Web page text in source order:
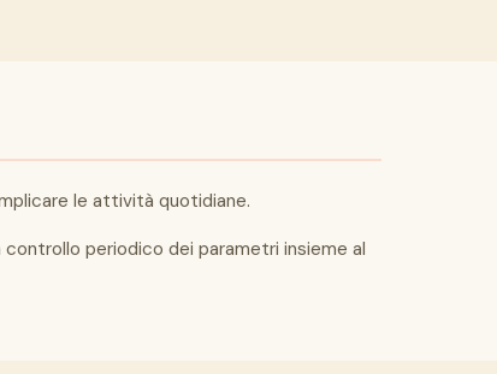
le attività quotidiane.
periodico dei parametri insieme al